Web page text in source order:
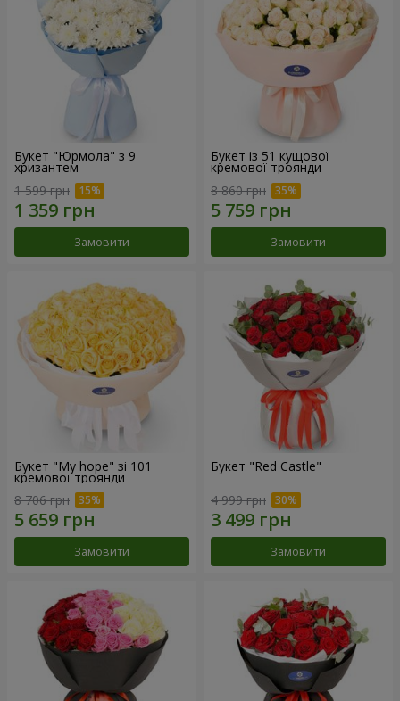
Букет "Юрмола" з 9
хризантем
1 599 грн
Замовити
Букет із 51 кущової
кремової троянди
8 860 грн
Замовити
Букет "My hope" зі 101
кремової троянди
8 706 грн
Замовити
Букет "Red Castle"
4 999 грн
Замовити